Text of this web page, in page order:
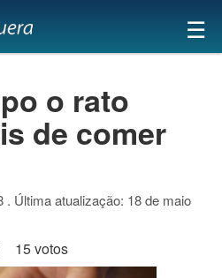
×
☰
o rato
de comer
. Última atualização: 18 de maio
15 votos